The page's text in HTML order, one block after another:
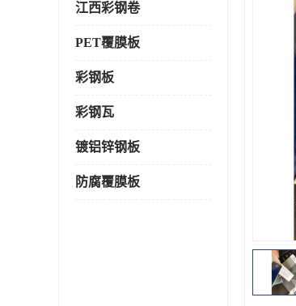
江西彩钢卷
PET覆膜板
彩钢板
彩钢瓦
镀铝锌钢板
防腐覆膜板